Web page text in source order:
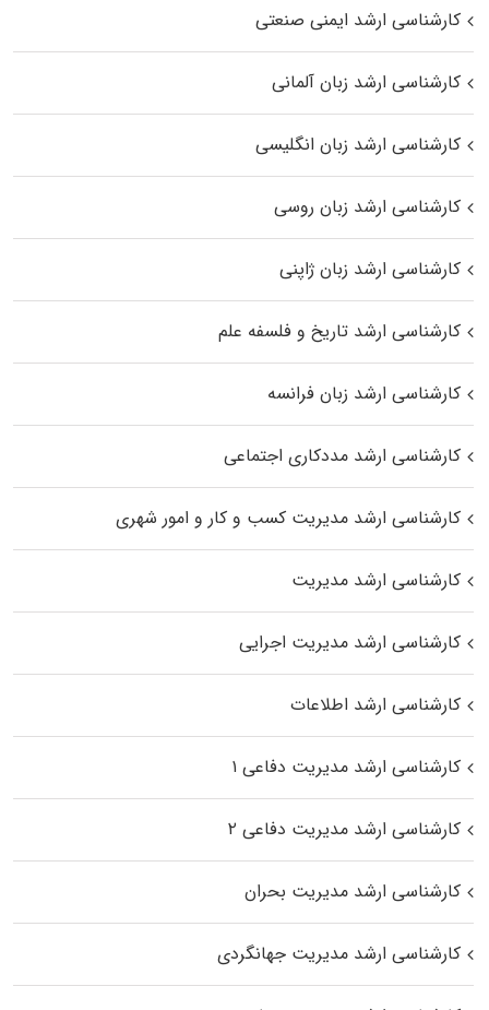
کارشناسی ارشد ایمنی صنعتی
کارشناسی ارشد زبان آلمانی
کارشناسی ارشد زبان انگلیسی
کارشناسی ارشد زبان روسی
کارشناسی ارشد زبان ژاپنی
کارشناسی ارشد تاریخ و فلسفه علم
کارشناسی ارشد زبان فرانسه
کارشناسی ارشد مددکاری اجتماعی
کارشناسی ارشد مدیریت کسب و کار و امور شهری
کارشناسی ارشد مدیریت
کارشناسی ارشد مدیریت اجرایی
کارشناسی ارشد اطلاعات
کارشناسی ارشد مدیریت دفاعی ۱
کارشناسی ارشد مدیریت دفاعی ۲
کارشناسی ارشد مدیریت بحران
کارشناسی ارشد مدیریت جهانگردی